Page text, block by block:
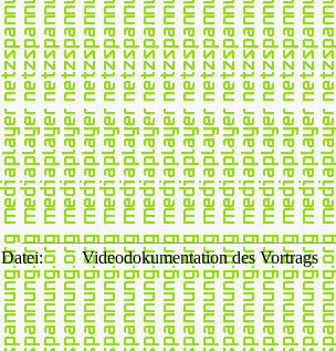
Datei: Videodokumentation des Vortrags